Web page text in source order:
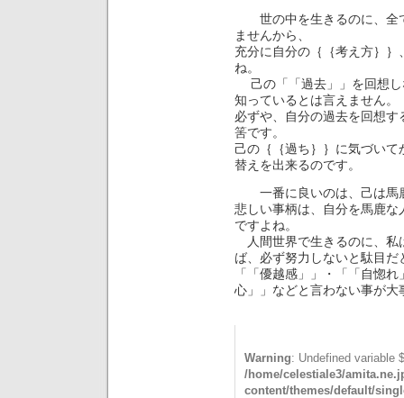
世の中を生きるのに、全
ませんから、
充分に自分の｛｛考え方｝
ね。
己の「「過去」」を回想し
知っているとは言えません。
必ずや、自分の過去を回想
筈です。
己の｛｛過ち｝｝に気づい
替えを出来るのです。
一番に良いのは、己は馬
悲しい事柄は、自分を馬鹿
ですよね。
人間世界で生きるのに、私
ば、必ず努力しないと駄目
「「優越感」」・「「自惚
心」」などと言わない
Warning: Undefined variable
/home/celestiale3/
content/themes/default/